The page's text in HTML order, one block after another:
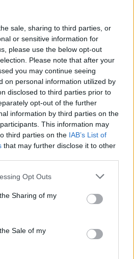
sale, sharing to third parties, or
or sensitive information for
please use the below opt-out
Please note that after your
you may continue seeing
on personal information utilized by
disclosed to third parties prior to
opt-out of the further
information by third parties on the
This information may
third parties on the IAB’s List of
that may further disclose it to other
app uses one or more Google
usage behaviour. You may click to
and its third-party tags to
purposes in below Google
Opt Outs
Sharing of my
Sale of my
nel canale telegram di
le tue segnalazioni,
e le tue foto
al numero +39
7512